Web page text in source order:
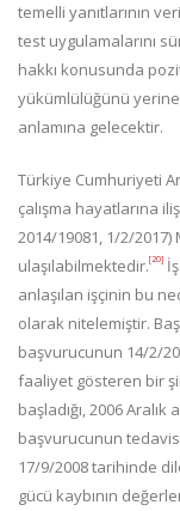
temelli yanıtlarının
test uygulamalarını
hakkı konusunda
yükümlülüğünü
anlamına gelecektir.
Türkiye Cumhuriyeti
çalışma hayatlarına
2014/19081, 1/2/
ulaşılabilmektedir.[20]
anlaşılan işçinin bu
olarak nitelemiştir.
başvurucunun 14/2/
faaliyet gösteren bir
başladığı, 2006 Aralık
başvurucunun
17/9/2008 tarihinde
gücü kaybının